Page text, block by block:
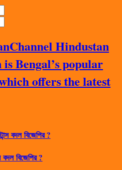
Channel Hindustan
Bengal’s popular
offers the latest
বদল বিজেপির ?